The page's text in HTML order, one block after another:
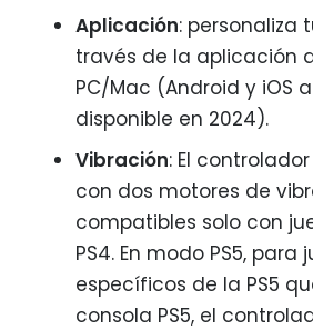
Aplicación: personaliza
través de la aplicación
PC/Mac (Android y iOS
disponible en 2024).
Vibración: El
con dos motores de
compatibles solo con
PS4. En modo PS5, para
específicos de la PS5
consola PS5, el